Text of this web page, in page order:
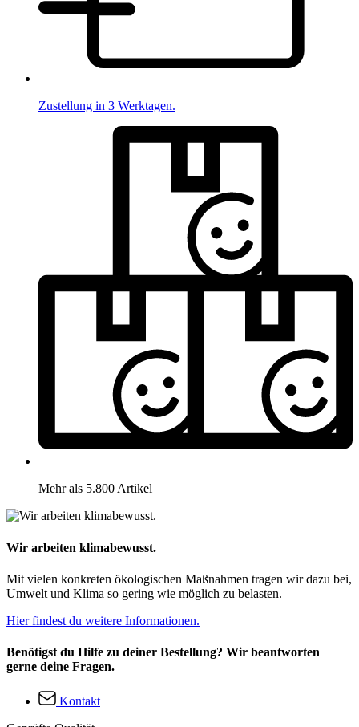
Zustellung in 3 Werktagen.
Mehr als 5.800 Artikel
Wir arbeiten klimabewusst.
Mit vielen konkreten ökologischen Maßnahmen tragen wir dazu bei,
Umwelt und Klima so gering wie möglich zu belasten.
Hier findest du weitere Informationen.
Benötigst du Hilfe zu deiner Bestellung? Wir beantworten
gerne deine Fragen.
Kontakt